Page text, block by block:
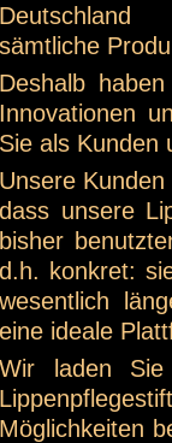
Deutschland
sämtliche
Deshalb
Innovationen
Sie als Kunden
Unsere
dass unsere
bisher
d.h. konkret:
wesentlich
eine ideale
Wir laden
Möglichkeiten